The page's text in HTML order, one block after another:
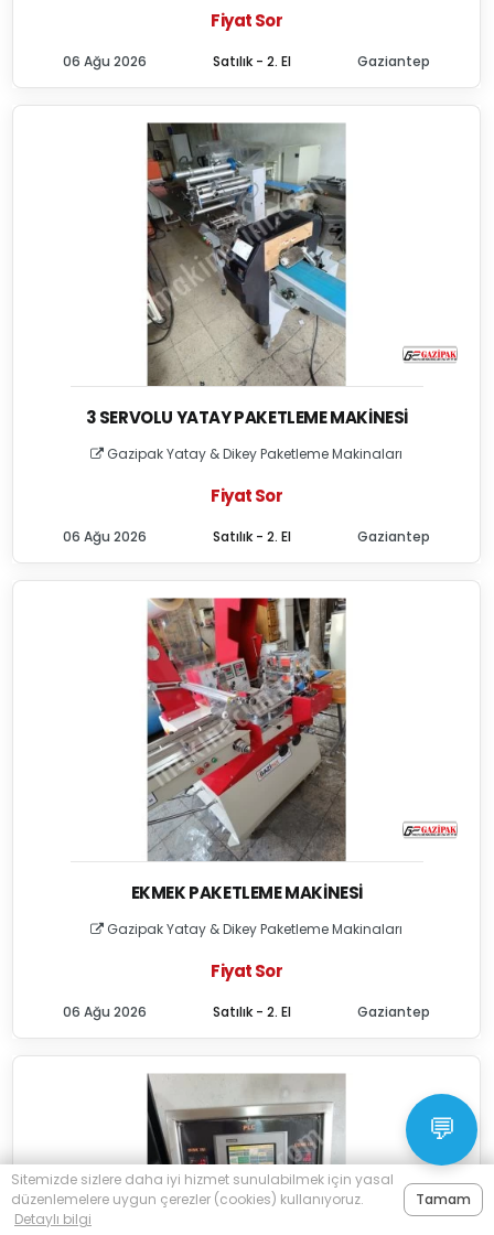
Fiyat Sor
Satılık - 2. El
06 Ağu 2026 Gaziantep
3 SERVOLU YATAY PAKETLEME MAKINESI
Gazipak Yatay & Dikey Paketleme Makinaları
Fiyat Sor
Satılık - 2. El
06 Ağu 2026 Gaziantep
EKMEK PAKETLEME MAKINESI
Gazipak Yatay & Dikey Paketleme Makinaları
Fiyat Sor
Satılık - 2. El
06 Ağu 2026 Gaziantep
💬
Sitemizde sizlere daha iyi hizmet sunulabilmek için yasal
düzenlemelere uygun çerezler (cookies) kullanıyoruz.
Detaylı bilgi
Tamam